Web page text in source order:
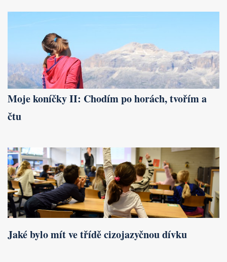
Moje koníčky II: Chodím po horách, tvořím a
čtu
Jaké bylo mít ve třídě cizojazyčnou dívku